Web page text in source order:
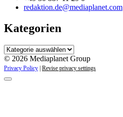
redaktion.de@mediaplanet.com
Kategorien
Kategorien
© 2026 Mediaplanet Group
Privacy Policy Revise privacy settings